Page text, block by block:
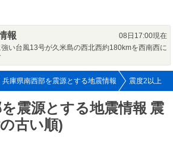
報
08日17:00現在
い台風13号が久米島の西北西約180kmを西南西に
兵庫県南西部を震源とする地震情報 震度2以上
震源とする地震情報 震
古い順)